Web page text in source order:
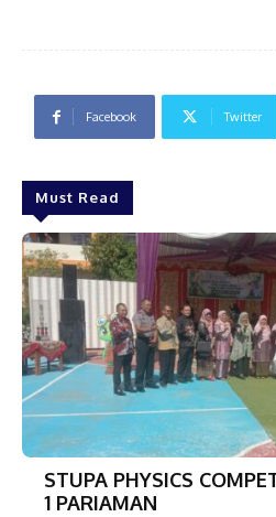
Facebook Twitter
Must Read
STUPA PHYSICS
1 PARIAMAN